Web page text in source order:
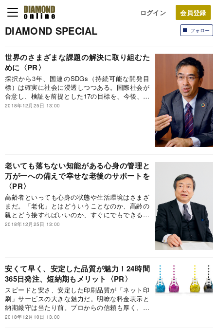
ログイン
フォロー
DIAMOND SPECIAL
世界のさまざまな課題の解決に取り組むた
めに
採択から3年、国連のSDGs（持続可能な開発目
標）は確実に社会に浸透しつつある。国際社会が
合意し、検証を前提とした17の目標を、今後、企
業はどのように活用すべきだろうか。
2018年12月25日 13:00
老いても落ちない知能がある心身の管理と
万が一への備えで幸せな老後のサポートを
高齢者といっても心身の状態や生活環境はさまざ
まだ。「老化」とはどういうことなのか、高齢の
親とどう接すればいいのか、すぐにでもできる見
守り対策はあるのか――。老年学研究の第一人者
2018年12月25日 13:00
安くて早く、安定した品質が魅力！24時間
365日発注、短納期もメリット
スピードと安さ、安定した印刷品質が「ネット印
刷」サービスの大きな魅力だ。明瞭な料金表示と
納期厳守は当たり前。プロからの信頼も厚く、ネ
ット印刷を自社の受注獲得手段として活用する地
2018年12月10日 13:00